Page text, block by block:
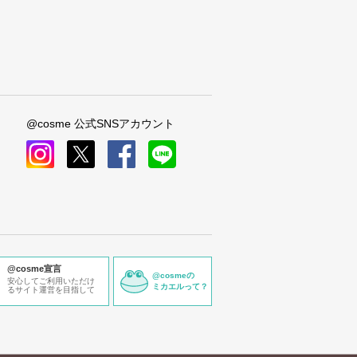
@cosme 公式SNSアカウント
@cosme宣言
安心してご利用いただけ
るサイト運営を目指して
@cosmeの
ミカエルって？